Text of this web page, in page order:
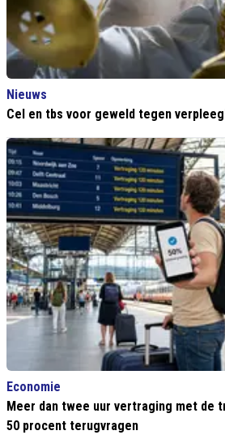
Nieuws
Cel en tbs voor geweld tegen
Economie
Meer dan twee uur vertraging met de
50 procent terugvragen